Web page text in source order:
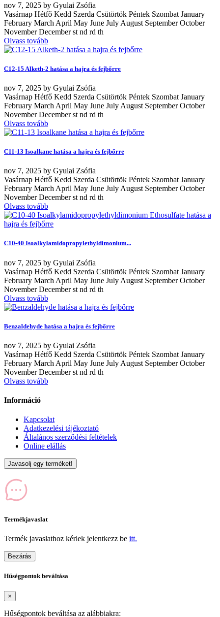
nov 7, 2025 by Gyulai Zsófia
Vasárnap Hétfő Kedd Szerda Csütörtök Péntek Szombat January
February March April May June July August September October
November December st nd rd th
Olvass tovább
C12-15 Alketh-2 hatása a hajra és fejbőrre
nov 7, 2025 by Gyulai Zsófia
Vasárnap Hétfő Kedd Szerda Csütörtök Péntek Szombat January
February March April May June July August September October
November December st nd rd th
Olvass tovább
C11-13 Isoalkane hatása a hajra és fejbőrre
nov 7, 2025 by Gyulai Zsófia
Vasárnap Hétfő Kedd Szerda Csütörtök Péntek Szombat January
February March April May June July August September October
November December st nd rd th
Olvass tovább
C10-40 Isoalkylamidopropylethyldimonium...
nov 7, 2025 by Gyulai Zsófia
Vasárnap Hétfő Kedd Szerda Csütörtök Péntek Szombat January
February March April May June July August September October
November December st nd rd th
Olvass tovább
Benzaldehyde hatása a hajra és fejbőrre
nov 7, 2025 by Gyulai Zsófia
Vasárnap Hétfő Kedd Szerda Csütörtök Péntek Szombat January
February March April May June July August September October
November December st nd rd th
Olvass tovább
Információ
Kapcsolat
Adatkezelési tájékoztató
Általános szerződési feltételek
Online elállás
Javasolj egy terméket!
Termékjavaslat
Termék javaslathoz kérlek jelentkezz be itt.
Bezárás
Hűségpontok beváltása
×
Hűségpontok beváltása az alábbiakra: